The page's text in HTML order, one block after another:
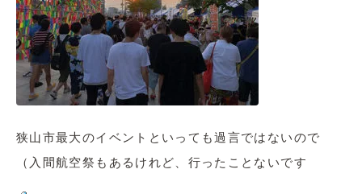
狭山市最大のイベントといっても過言ではないので
（入間航空祭もあるけれど、行ったことないです